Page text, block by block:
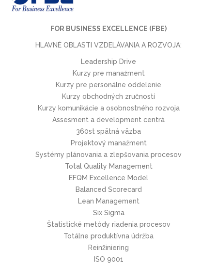
FOR BUSINESS EXCELLENCE (FBE)
HLAVNÉ OBLASTI VZDELÁVANIA A ROZVOJA:
Leadership Drive
Kurzy pre manažment
Kurzy pre personálne oddelenie
Kurzy obchodných zručností
Kurzy komunikácie a osobnostného rozvoja
Assesment a development centrá
360st spätná väzba
Projektový manažment
Systémy plánovania a zlepšovania procesov
Total Quality Management
EFQM Excellence Model
Balanced Scorecard
Lean Management
Six Sigma
Štatistické metódy riadenia procesov
Totálne produktívna údržba
Reinžiniering
ISO 9001